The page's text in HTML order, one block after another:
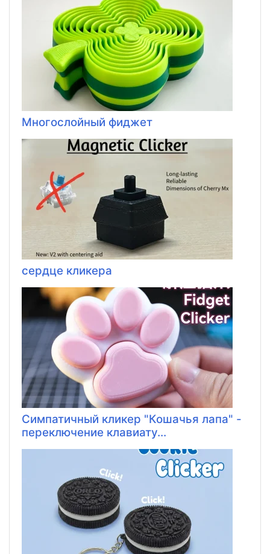
Многослойный фиджет
сердце кликера
Симпатичный кликер "Кошачья лапа" -
переключение клавиату...